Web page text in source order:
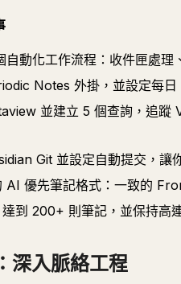
自動化工作流程：收件匣處理
Notes 外掛，並設定每日
並建立 5 個查詢，追蹤
Git 並設定自動提交，讓
AI 優先筆記格式：一致的
到 200+ 則筆記，並保持高
深入脈絡工程